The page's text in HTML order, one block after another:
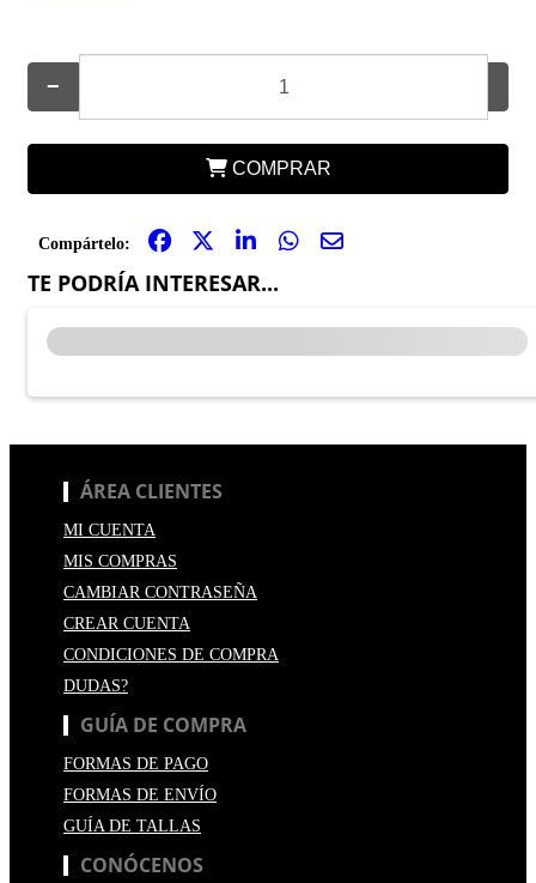
−
COMPRAR
Compártelo:
TE PODRÍA INTERESAR...
ÁREA CLIENTES
MI CUENTA
MIS COMPRAS
CAMBIAR CONTRASEÑA
CREAR CUENTA
CONDICIONES DE COMPRA
DUDAS?
GUÍA DE COMPRA
FORMAS DE PAGO
FORMAS DE ENVÍO
GUÍA DE TALLAS
CONÓCENOS